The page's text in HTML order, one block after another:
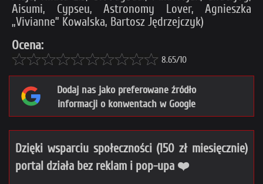
Aisumi, Cypseu, Astronomy Lover, Agnieszka
„Vivianne” Kowalska, Bartosz Jędrzejczyk)
Ocena:
8.65/10
Dodaj nas jako preferowane źródło
informacji o konwentach w Google
Dzięki wsparciu społeczności (150 zł miesięcznie)
portal działa bez reklam i pop-upa ❤️